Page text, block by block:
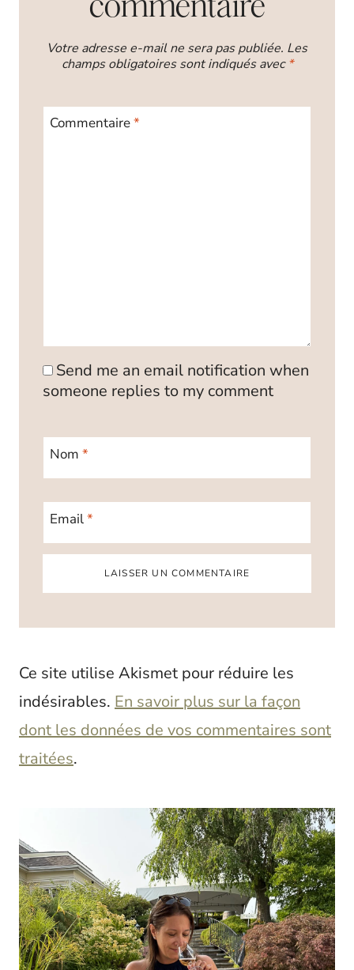
Votre adresse e-mail ne sera pas publiée. Les
champs obligatoires sont indiqués avec*
Commentaire*
Send me an email notification when
someone replies to my comment
Nom *
Email*
Ce site utilise Akismet pour réduire les
indésirables. En savoir plus sur la façon
dont les données de vos commentaires sont
traitées.